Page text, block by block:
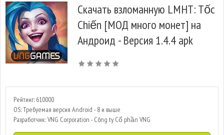
Скачать взломанную LMHT: Tốc
Chiến [МОД много монет] на
Андроид - Версия 1.4.4 apk
Рейтинг: 610000
OS: Требуемая версия Android - 8 и выше
Разработчик: VNG Corporation - Công ty Cổ phần VNG